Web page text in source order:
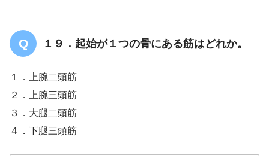
１９．起始が１つの骨にある筋はどれか。
１．上腕二頭筋
２．上腕三頭筋
３．大腿二頭筋
４．下腿三頭筋